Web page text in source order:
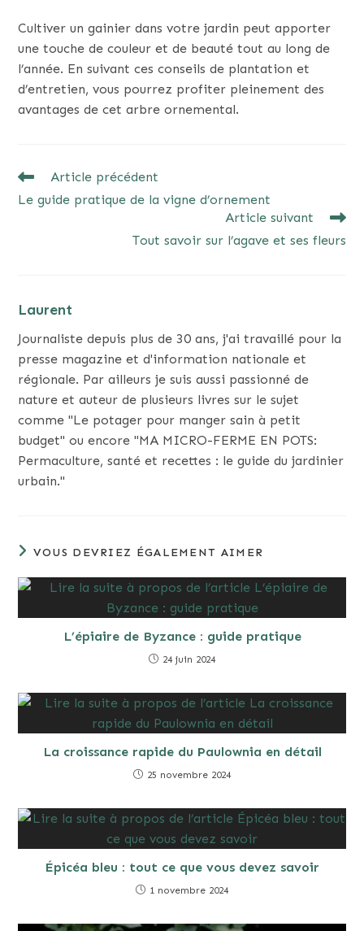
Cultiver un gainier dans votre jardin peut apporter
une touche de couleur et de beauté tout au long de
l’année. En suivant ces conseils de plantation et
d’entretien, vous pourrez profiter pleinement des
avantages de cet arbre ornemental.
READ
ARTICLES
Article précédent
Le guide pratique de la vigne d’ornement
Article suivant
Tout savoir sur l’agave et ses fleurs
Laurent
Journaliste depuis plus de 30 ans, j'ai travaillé pour la
presse magazine et d'information nationale et
régionale. Par ailleurs je suis aussi passionné de
nature et auteur de plusieurs livres sur le sujet
comme "Le potager pour manger sain à petit
budget" ou encore "MA MICRO-FERME EN POTS:
Permaculture, santé et recettes : le guide du jardinier
urbain."
VOUS DEVRIEZ ÉGALEMENT AIMER
L’épiaire de Byzance : guide pratique
24 juin 2024
La croissance rapide du Paulownia en détail
25 novembre 2024
Épicéa bleu : tout ce que vous devez savoir
1 novembre 2024